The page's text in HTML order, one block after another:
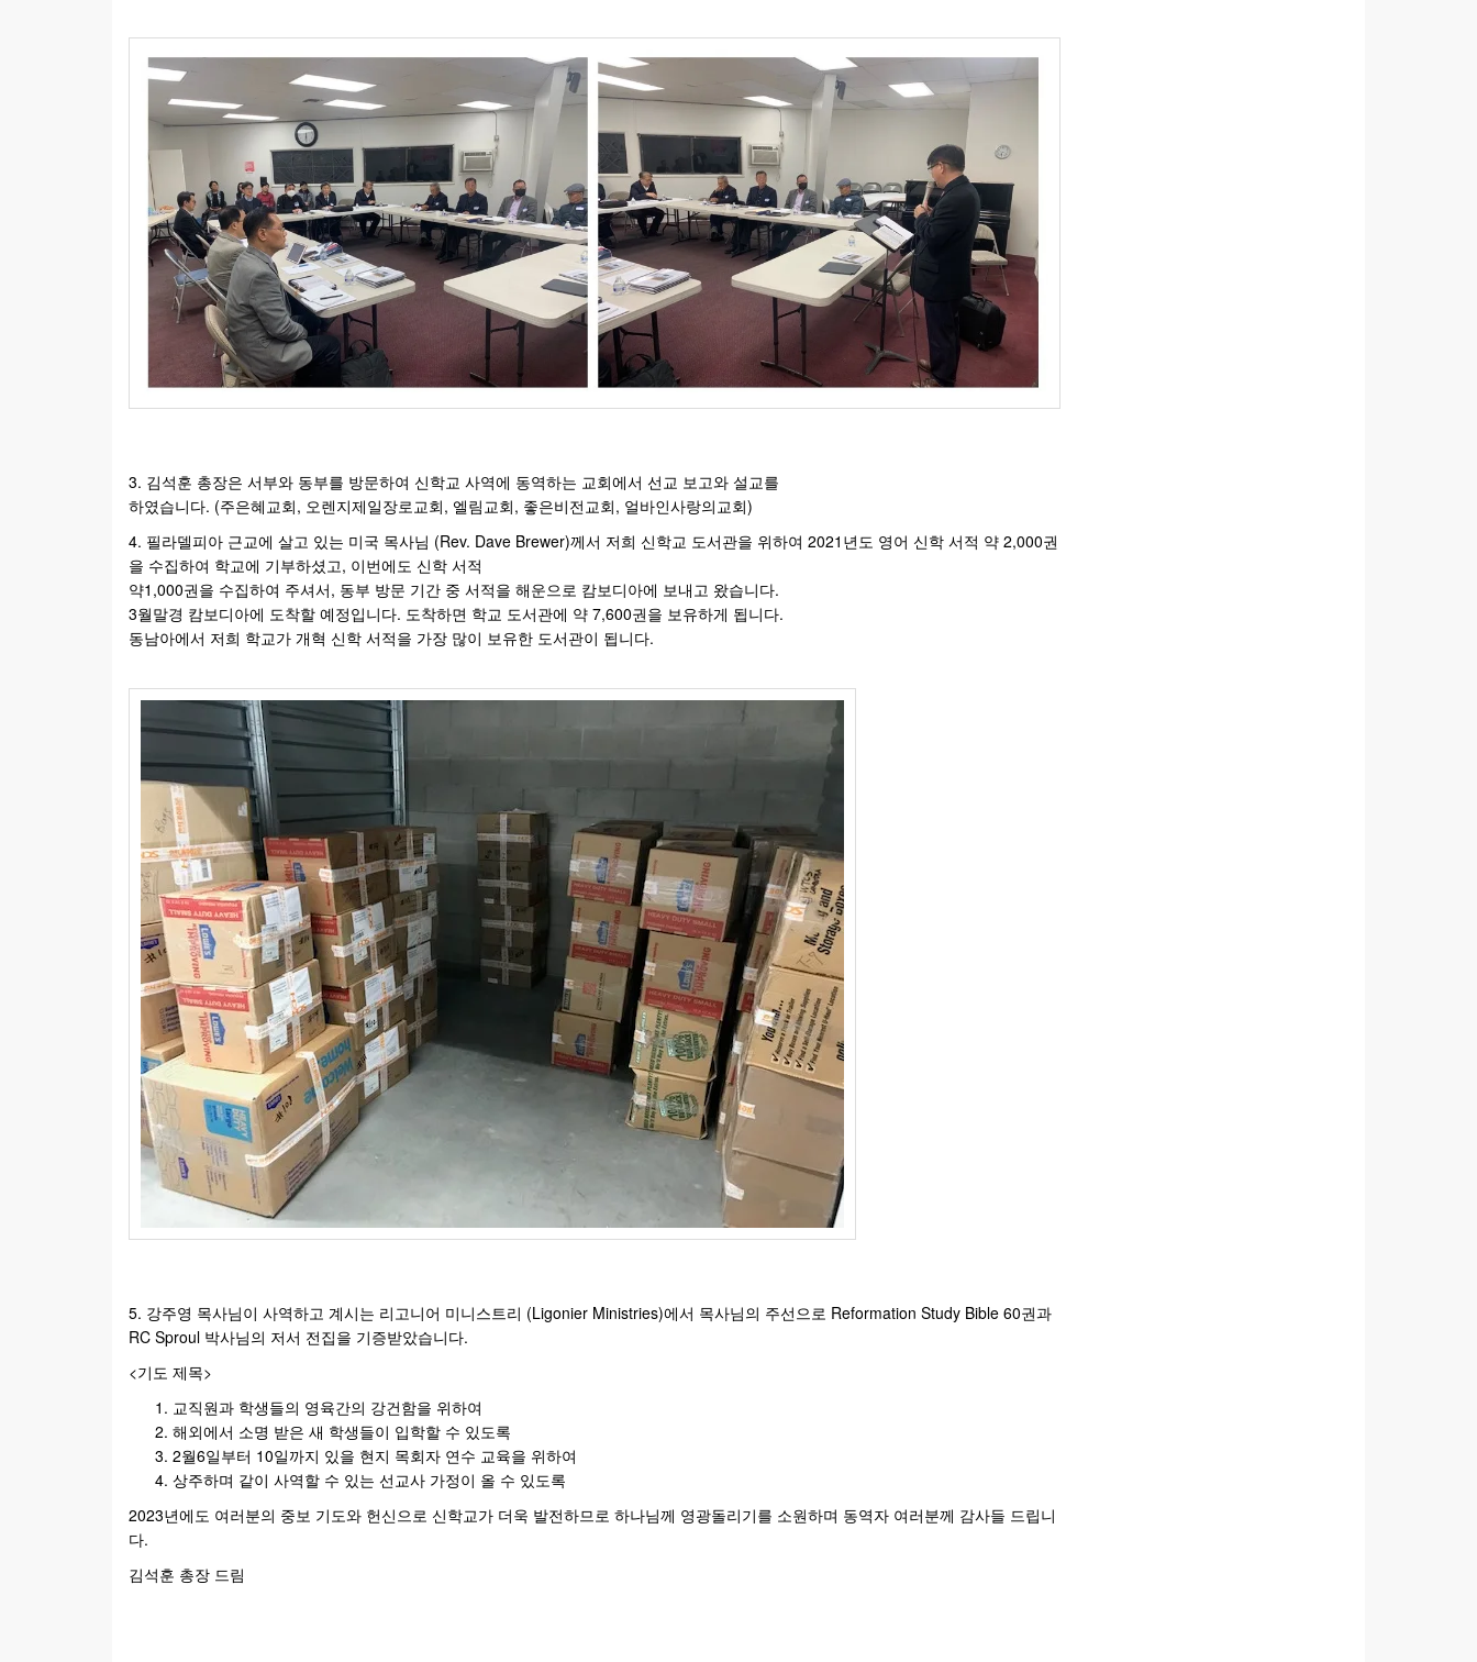
3. 김석훈 총장은 서부와 동부를 방문하여 신학교 사역에 동역하는 교회에서 선교 보고와 설교를
하였습니다. (주은혜교회, 오렌지제일장로교회, 엘림교회, 좋은비전교회, 얼바인사랑의교회)
4. 필라델피아 근교에 살고 있는 미국 목사님 (Rev. Dave Brewer)께서 저희 신학교 도서관을 위하여 2021년도 영어 신학 서적 약 2,000권
을 수집하여 학교에 기부하셨고, 이번에도 신학 서적
약1,000권을 수집하여 주셔서, 동부 방문 기간 중 서적을 해운으로 캄보디아에 보내고 왔습니다.
3월말경 캄보디아에 도착할 예정입니다. 도착하면 학교 도서관에 약 7,600권을 보유하게 됩니다.
동남아에서 저희 학교가 개혁 신학 서적을 가장 많이 보유한 도서관이 됩니다.
5. 강주영 목사님이 사역하고 계시는 리고니어 미니스트리 (Ligonier Ministries)에서 목사님의 주선으로 Reformation Study Bible 60권과
RC Sproul 박사님의 저서 전집을 기증받았습니다.
<기도 제목>
교직원과 학생들의 영육간의 강건함을 위하여
해외에서 소명 받은 새 학생들이 입학할 수 있도록
2월6일부터 10일까지 있을 현지 목회자 연수 교육을 위하여
상주하며 같이 사역할 수 있는 선교사 가정이 올 수 있도록
2023년에도 여러분의 중보 기도와 헌신으로 신학교가 더욱 발전하므로 하나님께 영광돌리기를 소원하며 동역자 여러분께 감사들 드립니
다.
김석훈 총장 드림